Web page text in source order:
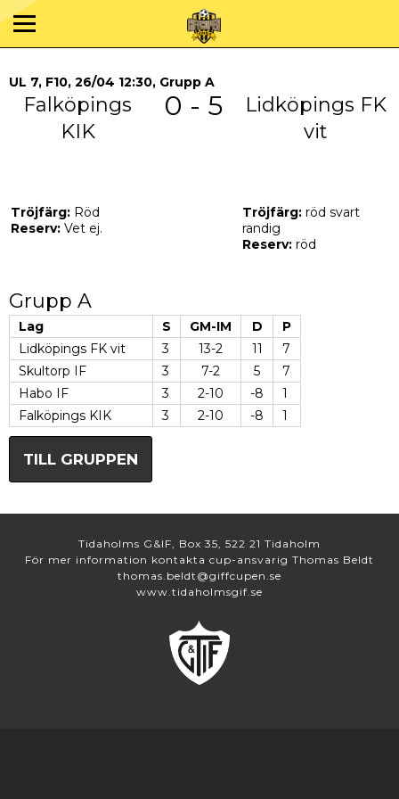
UL 7, F10, 26/04 12:30, Grupp A
Falköpings
KIK
0 - 5
Lidköpings FK
vit
Tröjfärg: Röd
Reserv: Vet ej.
Tröjfärg: röd svart
randig
Reserv: röd
Grupp A
Lag S GM-IM D
P
Lidköpings FK vit
3 13-2 11
7
Skultorp IF
3 7-2 5
7
Habo IF
3 2-10 -8
1
Falköpings KIK
3 2-10 -8 1
TILL GRUPPEN
Tidaholms G&IF, Box 35, 522 21 Tidaholm
För mer information kontakta cup-ansvarig Thomas Beldt
thomas.beldt@giffcupen.se
www.tidaholmsgif.se